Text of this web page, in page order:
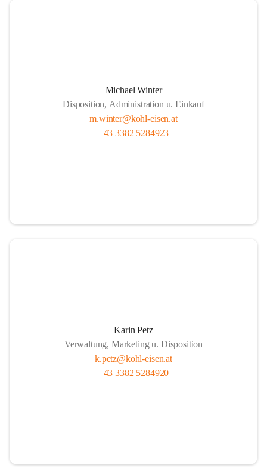
Michael Winter
Disposition, Administration u. Einkauf
m.winter@kohl-eisen.at
+43 3382 5284923
Karin Petz
Verwaltung, Marketing u. Disposition
k.petz@kohl-eisen.at
+43 3382 5284920